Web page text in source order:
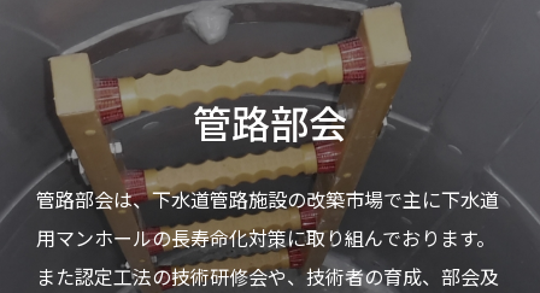
管路部会
管路部会は、下水道管路施設の改築市場で主に下水道
用マンホールの長寿命化対策に取り組んでおります。
また認定工法の技術研修会や、技術者の育成、部会及